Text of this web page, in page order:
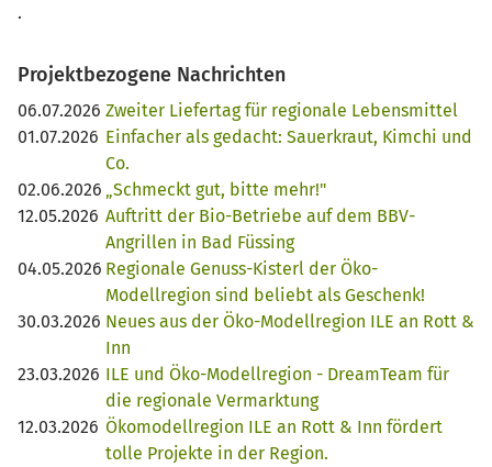
.
Projektbezogene Nachrichten
06.07.2026 Zweiter Liefertag für regionale Lebensmittel
01.07.2026 Einfacher als gedacht: Sauerkraut, Kimchi und
Co.
02.06.2026 „Schmeckt gut, bitte mehr!"
12.05.2026 Auftritt der Bio-Betriebe auf dem BBV-
Angrillen in Bad Füssing
04.05.2026 Regionale Genuss-Kisterl der Öko-
Modellregion sind beliebt als Geschenk!
30.03.2026 Neues aus der Öko-Modellregion ILE an Rott &
Inn
23.03.2026 ILE und Öko-Modellregion - DreamTeam für
die regionale Vermarktung
12.03.2026 Ökomodellregion ILE an Rott & Inn fördert
tolle Projekte in der Region.